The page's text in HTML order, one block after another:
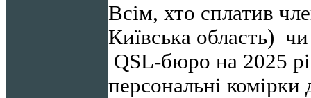
Всім, хто сплатив
Київська область)
QSL-бюро на 2025
персональні комірки